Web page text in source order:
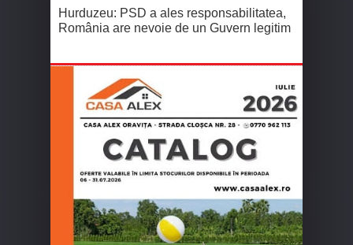
Hurduzeu: PSD a ales responsabilitatea,
România are nevoie de un Guvern legitim